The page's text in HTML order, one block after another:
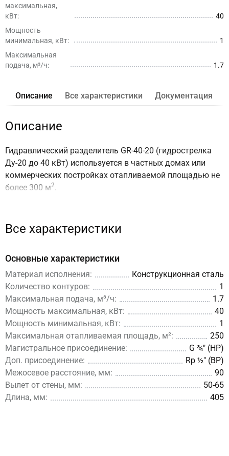
максимальная,
кВт:
40
Мощность
минимальная, кВт:
1
Максимальная
подача, м³/ч:
1.7
Описание Все характеристики Документация
Описание
Гидравлический разделитель GR-40-20 (гидрострелка
Ду-20 до 40 кВт) используется в частных домах или
коммерческих постройках отапливаемой площадью не
более 300 м2.
гидроразделителя GR-40-20 ?
03) пришла более современная модель GRSS-40-20
(артикул 12 00040 03), обладающая следующими
преимуществами:
GRSS-40-20 сделана из нержавеющей стали AISI 304
что позволяет увеличить срок эксплуатации более
чем на 50 лет.
Посмотреть обновленную модельGRSS-40-20
.
Все характеристики
Основные характеристики
Материал исполнения:
Конструкционная сталь
Количество контуров:
1
Максимальная подача, м³/ч:
1.7
Мощность максимальная, кВт:
40
Мощность минимальная, кВт:
1
Максимальная отапливаемая площадь, м²:
250
Магистральное присоединение:
G ¾″ (НР)
Доп. присоединение:
Rp ½″ (ВР)
Межосевое расстояние, мм:
90
Вылет от стены, мм:
50-65
Длина, мм:
405